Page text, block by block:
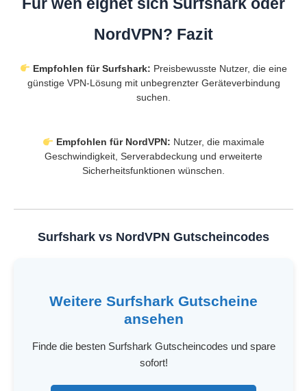
NordVPN? Fazit
Empfohlen für Surfshark: Preisbewusste Nutzer, die eine
günstige VPN-Lösung mit unbegrenzter Geräteverbindung
suchen.
Empfohlen für NordVPN: Nutzer, die maximale
Geschwindigkeit, Serverabdeckung und erweiterte
Sicherheitsfunktionen wünschen.
Surfshark vs NordVPN Gutscheincodes
Weitere Surfshark Gutscheine
ansehen
Finde die besten Surfshark Gutscheincodes und spare
sofort!